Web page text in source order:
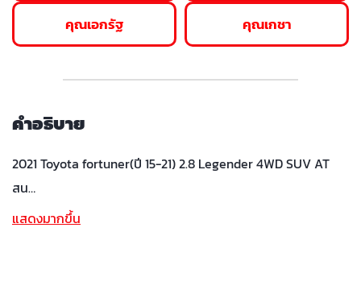
คุณเอกรัฐ คุณเกชา
คำอธิบาย
2021 Toyota fortuner(ปี 15-21) 2.8 Legender 4WD SUV AT
สน…
แสดงมากขึ้น